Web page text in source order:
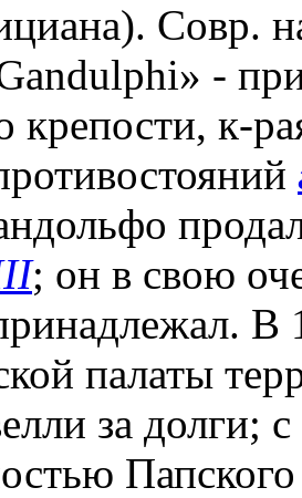
Совр.
-
крепости, к-
; он в свою
В
палаты
за долги;